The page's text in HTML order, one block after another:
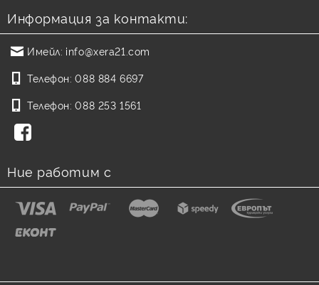
Информация за контакти:
Имейл: info@xera21.com
Телефон: 088 884 6697
Телефон: 088 253 1561
Ние работим с